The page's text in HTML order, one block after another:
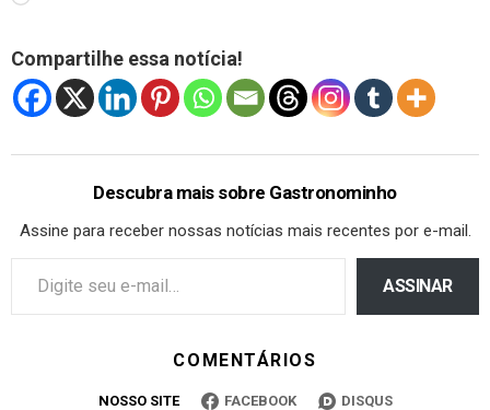
Compartilhe essa notícia!
Descubra mais sobre Gastronominho
Assine para receber nossas notícias mais recentes por e-mail.
ASSINAR
COMENTÁRIOS
NOSSO SITE FACEBOOK DISQUS